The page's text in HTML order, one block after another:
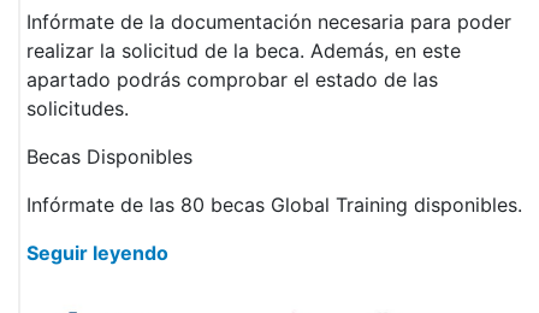
Infórmate de la documentación necesaria para poder
realizar la solicitud de la beca. Además, en este
apartado podrás comprobar el estado de las
solicitudes.
Becas Disponibles
Infórmate de las 80 becas Global Training disponibles.
Seguir leyendo